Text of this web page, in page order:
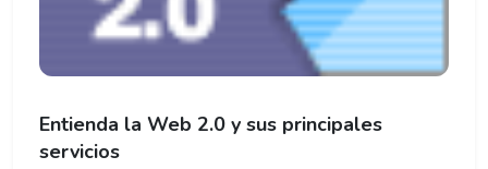
Entienda la Web 2.0 y sus principales
servicios